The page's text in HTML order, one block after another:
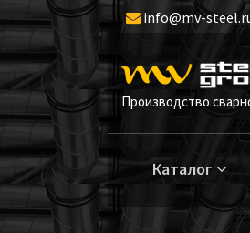
Перейти
к
содержимому
info@mv-
Производство
Каталог